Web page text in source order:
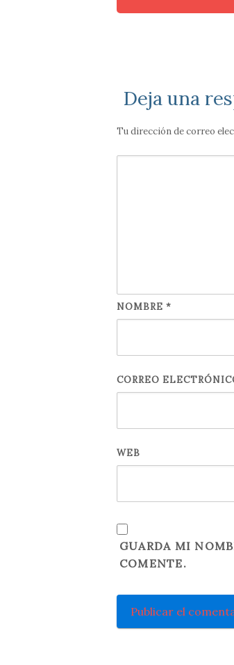
Deja una
Tu dirección de correo
NOMBRE *
CORREO
WEB
GUARDA MI
COMENTE.